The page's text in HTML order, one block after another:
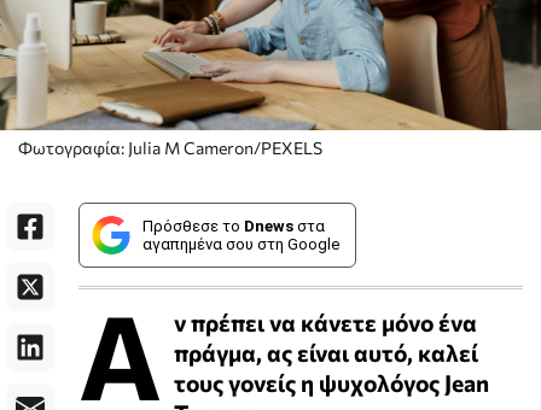
Φωτογραφία: Julia M Cameron/PEXELS
Πρόσθεσε το Dnews στα
αγαπημένα σου στη Google
Α ν πρέπει να κάνετε μόνο ένα
πράγμα, ας είναι αυτό, καλεί
τους γονείς η ψυχολόγος Jean